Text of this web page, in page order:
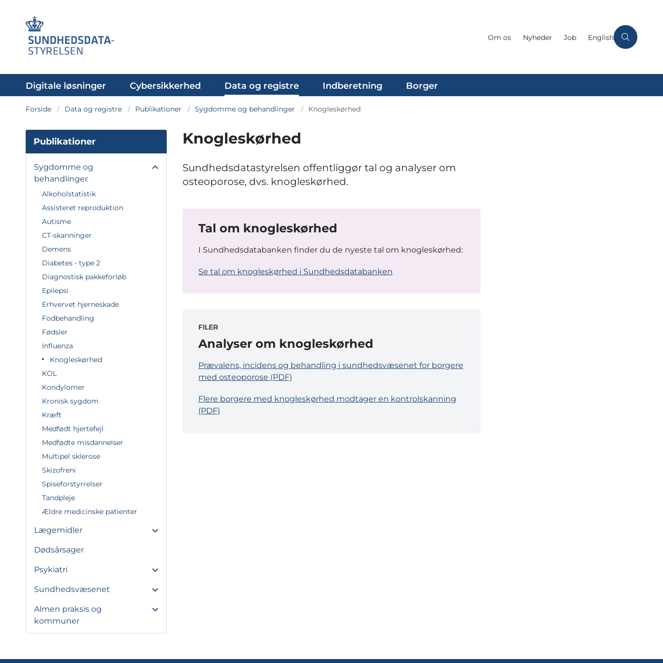
Om os Nyheder Job English
Digitale løsninger Cybersikkerhed Data og registre Indberetning Borger
Forside Data og registre Publikationer Sygdomme og behandlinger Knogleskørhed
Publikationer
Sygdomme og
behandlinger
Alkoholstatistik
Assisteret reproduktion
Autisme
CT-skanninger
Demens
Diabetes - type 2
Diagnostisk pakkeforløb
Epilepsi
Erhvervet hjerneskade
Fodbehandling
Fødsler
Influenza
Knogleskørhed
KOL
Kondylomer
Kronisk sygdom
Kræft
Medfødt hjertefejl
Medfødte misdannelser
Multipel sklerose
Skizofreni
Spiseforstyrrelser
Tandpleje
Ældre medicinske patienter
Lægemidler
Dødsårsager
Psykiatri
Sundhedsvæsenet
Almen praksis og
kommuner
Knogleskørhed
Sundhedsdatastyrelsen offentliggør tal og analyser om
osteoporose, dvs. knogleskørhed.
Tal om knogleskørhed
I Sundhedsdatabanken finder du de nyeste tal om knogleskørhed:
Se tal om knogleskørhed i Sundhedsdatabanken
FILER
Analyser om knogleskørhed
Prævalens, incidens og behandling i sundhedsvæsenet for borgere
med osteoporose (PDF)
Flere borgere med knogleskørhed modtager en kontrolskanning
(PDF)